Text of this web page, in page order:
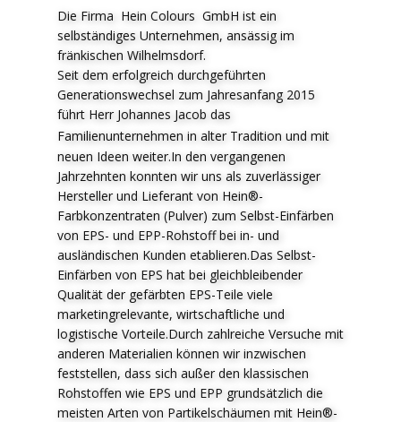
Die Firma Hein Colours GmbH ist ein
selbständiges Unternehmen, ansässig im
fränkischen Wilhelmsdorf.
Seit dem erfolgreich durchgeführten
Generationswechsel zum Jahresanfang 2015
führt Herr Johannes Jacob das
Familienunternehmen in alter Tradition und mit
neuen Ideen weiter.In den vergangenen
Jahrzehnten konnten wir uns als zuverlässiger
Hersteller und Lieferant von Hein®-
Farbkonzentraten (Pulver) zum Selbst-Einfärben
von EPS- und EPP-Rohstoff bei in- und
ausländischen Kunden etablieren.Das Selbst-
Einfärben von EPS hat bei gleichbleibender
Qualität der gefärbten EPS-Teile viele
marketingrelevante, wirtschaftliche und
logistische Vorteile.Durch zahlreiche Versuche mit
anderen Materialien können wir inzwischen
feststellen, dass sich außer den klassischen
Rohstoffen wie EPS und EPP grundsätzlich die
meisten Arten von Partikelschäumen mit Hein®-